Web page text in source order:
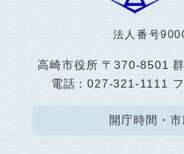
法人番号
高崎市役所 〒370-8501
電話：027-321-1111
開庁時間・